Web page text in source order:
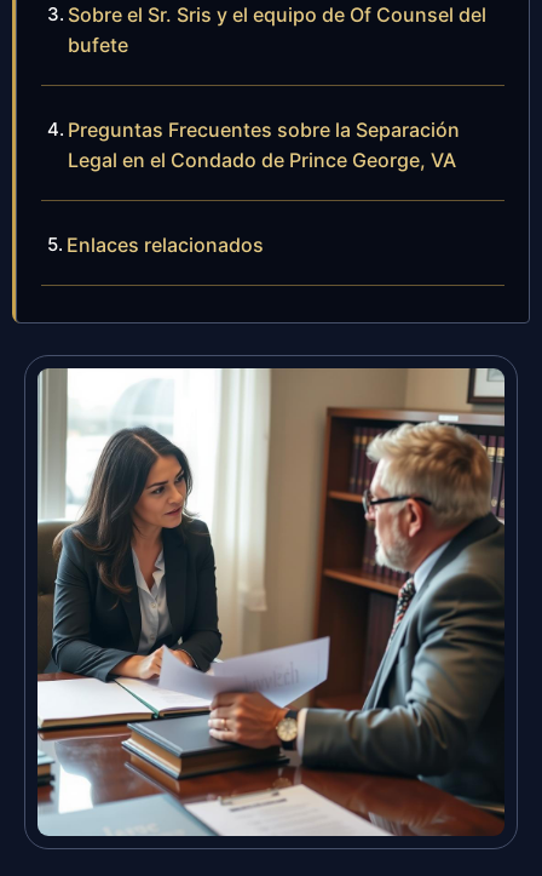
Sobre el Sr. Sris y el equipo de Of Counsel del
bufete
Preguntas Frecuentes sobre la Separación
Legal en el Condado de Prince George, VA
Enlaces relacionados